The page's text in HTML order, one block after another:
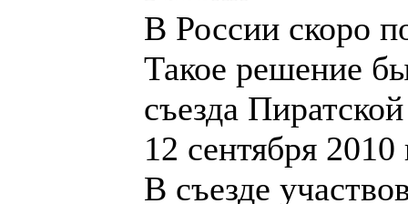
В России скоро
Такое решение
съезда
12 сентября
В съезде